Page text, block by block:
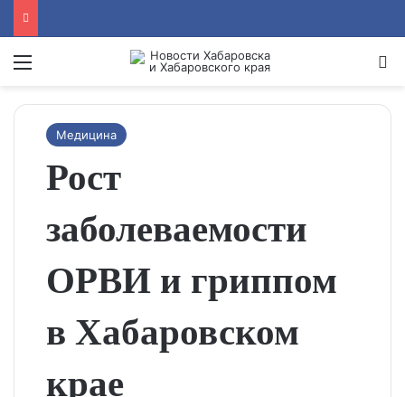
Menu
Медицина
Рост
заболеваемости
ОРВИ и гриппом
в Хабаровском
крае